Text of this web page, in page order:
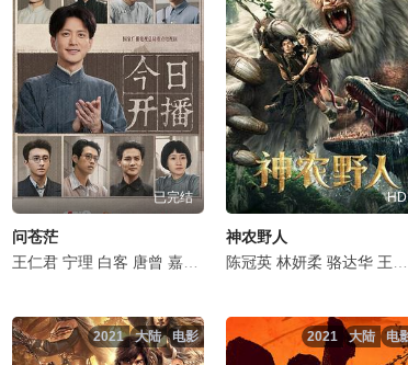
郭信如 涂冰 闫可欣 明子煜 邹敦明 芮佩怡 戴向宇 王艺禅
杜奕衡 温海波 沈保平 刘金 吴春怡 谭琍敏 魏璐 杨清文 张玉轩
壬 张黎明 刘宇桥 陈冠英 姜馥颐 顾靖 赵菁 吴美仪 贾岳川
已完结
问苍茫
王仁君 宁理 白客 唐曾 嘉泽 马少骅 张晓龙 黄小蕾 董璇 谭
HD
神农野人
陈冠英 林妍柔 骆达华 王千友
电影
大陆
2021 电
大陆
2021